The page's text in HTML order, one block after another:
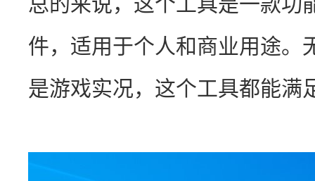
件，适用于个人和商业用途。
是游戏实况，这个工具都能满